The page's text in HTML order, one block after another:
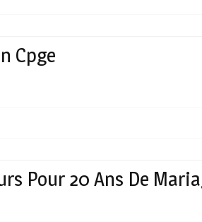
Cpge
Pour 20 Ans De